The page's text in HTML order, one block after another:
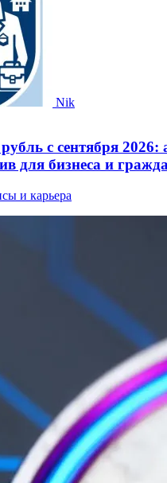
Nik
с сентября 2026:
для бизнеса и
и карьера